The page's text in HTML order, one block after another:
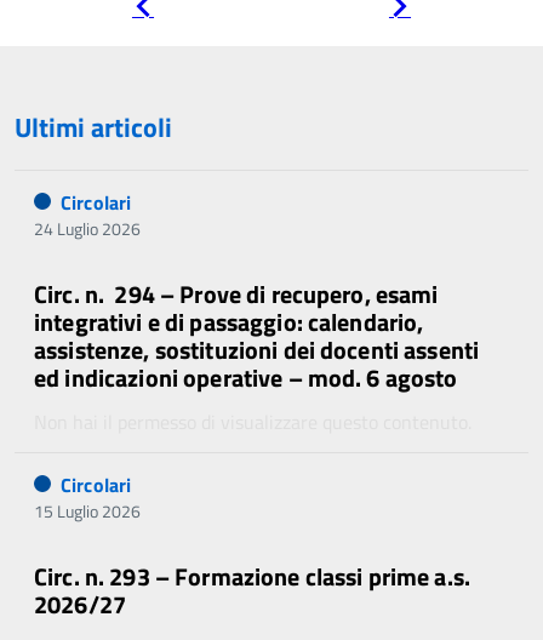
Ultimi articoli
Circolari
24 Luglio 2026
Circ. n. 294 – Prove di recupero, esami
integrativi e di passaggio: calendario,
assistenze, sostituzioni dei docenti assenti
ed indicazioni operative – mod. 6 agosto
Circolari
15 Luglio 2026
Circ. n. 293 – Formazione classi prime a.s.
2026/27